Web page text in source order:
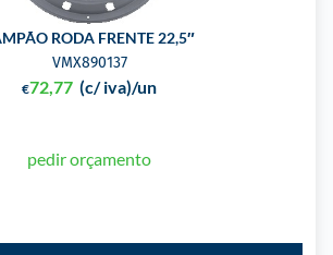
RODA FRENTE 22,5″
VMX890137
€72,77 (c/ iva)/un
pedir orçamento